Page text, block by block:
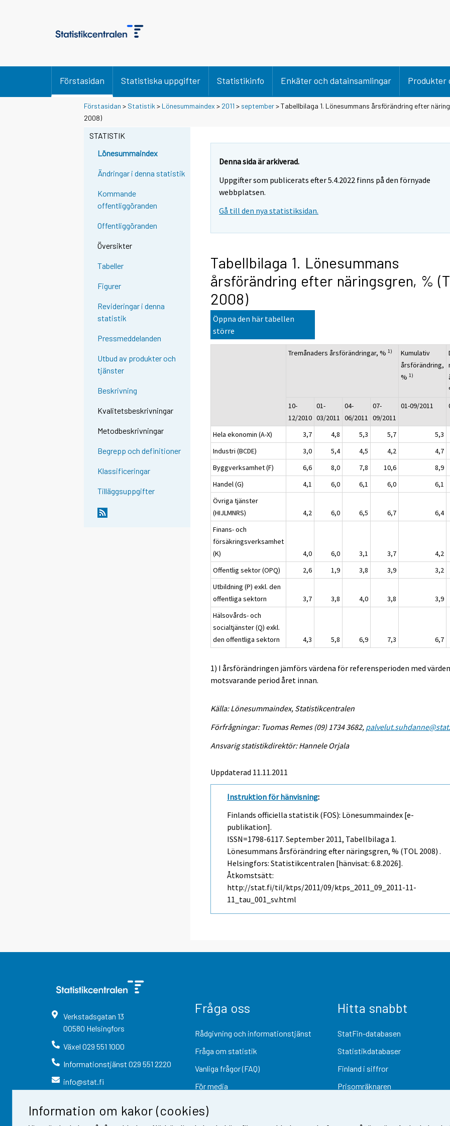
Information om kakor (cookies)
Förstasidan Statistiska uppgifter Statistikinfo Enkäter och datainsamlingar Produkter
Förstasidan > Statistik > Lönesummaindex > 2011 > september> Tabellbilaga 1. Lönesummans årsförändring efter
2008)
STATISTIK
Lönesummaindex
Ändringar i denna statistik
Kommande
offentliggöranden
Offentliggöranden
Översikter
Tabeller
Figurer
Revideringar i denna
statistik
Pressmeddelanden
Utbud av produkter och
tjänster
Beskrivning
Kvalitetsbeskrivningar
Metodbeskrivningar
Begrepp och definitioner
Klassificeringar
Tilläggsuppgifter
Denna sida är arkiverad.
Uppgifter som publicerats efter 5.4.2022 finns på den förnyade
webbplatsen.
Gå till den nya statistiksidan.
Tabellbilaga 1. Lönesummans
årsförändring efter näringsgren, %
2008)
Öppna den här tabellen
större
Tremånaders årsförändringar, %1)
Kumulativ
årsförändring,
%1)
10-
12/2010
01-
03/2011
04-
06/2011
07-
09/2011
01-09/2011
Hela ekonomin (A-X) 3,7 4,8 5,3 5,7
5,3
Industri (BCDE)
3,0 5,4 4,5 4,2
4,7
Byggverksamhet (F)
6,6 8,0 7,8 10,6
8,9
Handel (G)
4,1 6,0 6,1 6,0
6,1
Övriga tjänster
(HIJLMNRS)
4,2 6,0 6,5 6,7
6,4
Finans- och
försäkringsverksamhet
(K)
4,0 6,0 3,1 3,7
4,2
Offentlig sektor (OPQ)
2,6 1,9 3,8 3,9
3,2
Utbildning (P) exkl. den
offentliga sektorn
3,7 3,8 4,0 3,8
3,9
Hälsovårds- och
socialtjänster (Q) exkl.
den offentliga sektorn
4,3 5,8 6,9 7,3 6,7
1) I årsförändringen jämförs värdena för referensperioden med
motsvarande period året innan.
Källa: Lönesummaindex, Statistikcentralen
Förfrågningar: Tuomas Remes (09) 1734 3682,
Ansvarig statistikdirektör: Hannele Orjala
Uppdaterad 11.11.2011
Instruktion för hänvisning:
Finlands officiella statistik (FOS): Lönesummaindex [e-
publikation].
ISSN=1798-6117.September 2011, Tabellbilaga 1.
Lönesummans årsförändring efter näringsgren, % (TOL 2008) .
Helsingfors: Statistikcentralen [hänvisat: 6.8.2026].
Åtkomstsätt:
http://stat.fi/til/ktps/2011/09/ktps_2011_09_2011-11-
11_tau_001_sv.html
Verkstadsgatan 13
00580 Helsingfors
Växel 029 551 1000
Informationstjänst 029 551 2220
info@stat.fi
Fråga oss
Rådgivning och informationstjänst
Fråga om statistik
Vanliga frågor (FAQ)
För media
Hitta snabbt
StatFin-databasen
Statistikdatabaser
Finland i siffror
Prisomräknaren